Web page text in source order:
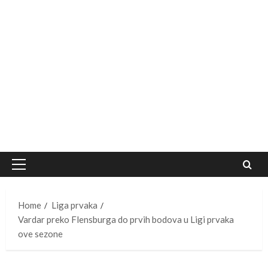
Primary
Home
Liga prvaka
Vardar preko Flensburga do prvih bodova u Ligi prvaka
ove sezone